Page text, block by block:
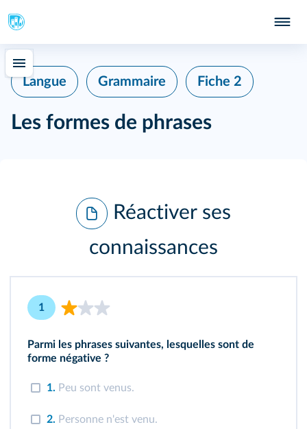
Langue Grammaire Fiche 2
Les formes de phrases
Réactiver ses
connaissances
1
Parmi les phrases suivantes, lesquelles sont de
forme négative ?
1. Peu sont venus.
2. Personne n'est venu.